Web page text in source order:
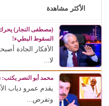
الأكثر مشاهدة
(مصطفى النجار) يحرك
السقوط البطيء!
الأفكار الجادة
لا...
محمد أبو النصر
يقدم عمرو دياب
وتفرض...